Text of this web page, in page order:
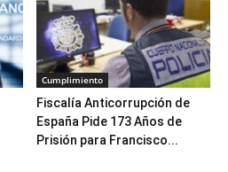
Cumplimiento
Fiscalía Anticorrupción de
España Pide 173 Años de
Prisión para Francisco...